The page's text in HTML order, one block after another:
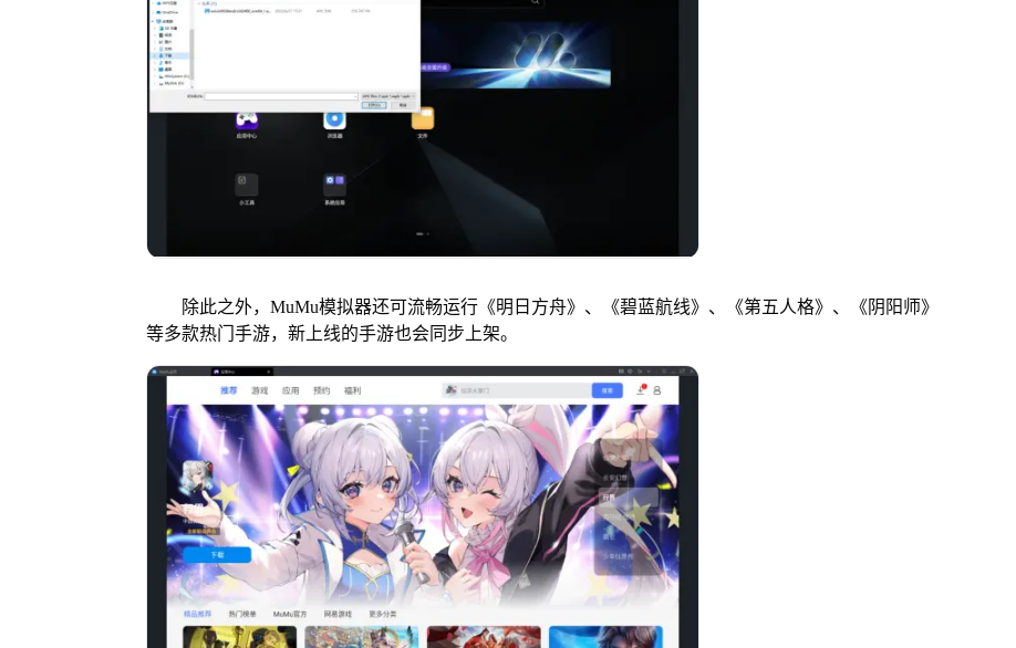
除此之外，MuMu模拟器还可流畅运行《明日方舟》、《碧蓝航线》、《第五人格》、《阴阳师》
等多款热门手游，新上线的手游也会同步上架。